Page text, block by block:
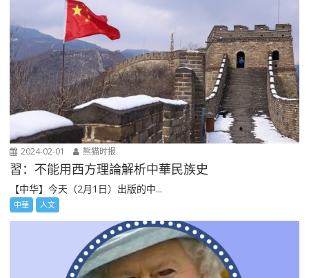
2024-02-01 熊猫时报
習：不能用西方理論解析中華民族史
【中华】今天（2月1日）出版的中...
中華 人文